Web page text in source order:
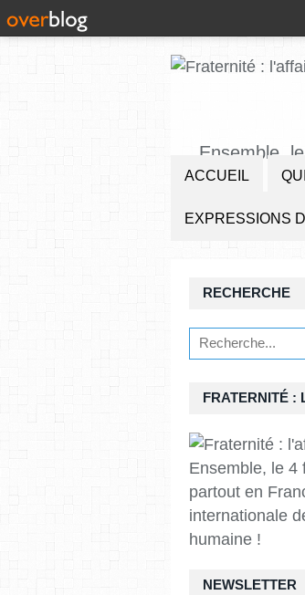
Ensemble,
ACCUEIL
EXPRESSIONS
NEWSLETTER
RECHERCHE
FRATERNITÉ :
Ensemble, le 4
partout en
internationale
humaine !